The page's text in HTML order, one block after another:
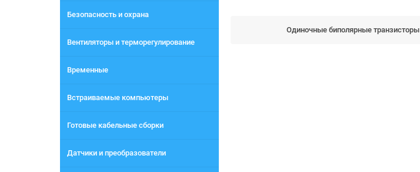
Безопасность и охрана
Вентиляторы и терморегулирование
Временные
Встраиваемые компьютеры
Готовые кабельные сборки
Датчики и преобразователи
Одиночные биполярные транзисторы